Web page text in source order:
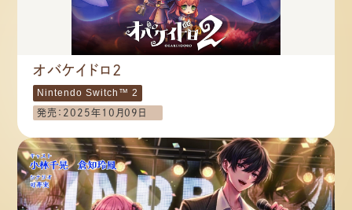
オバケイドロ2
Nintendo Switch™ 2​
発売：2025年10月09日